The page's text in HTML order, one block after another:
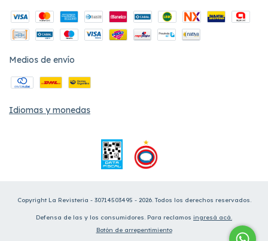
Medios de envío
Idiomas y monedas
Copyright La Revisteria - 30714503495 - 2026. Todos los derechos reservados.
Defensa de las y los consumidores. Para reclamos ingresá acá.
Botón de arrepentimiento